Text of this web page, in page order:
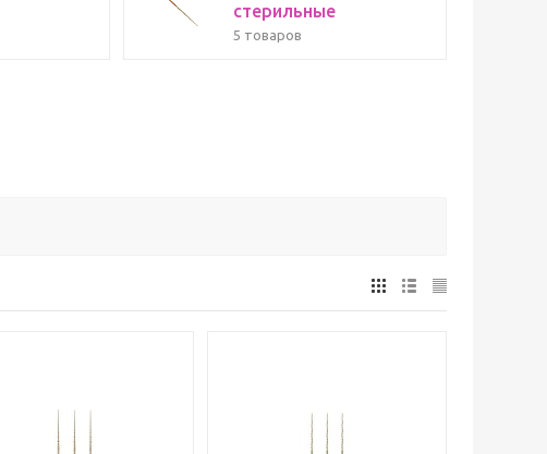
стерильные
5 товаров